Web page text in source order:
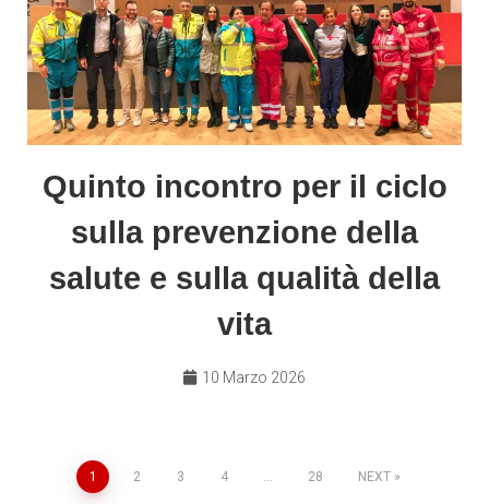
Quinto incontro per il ciclo
sulla prevenzione della
salute e sulla qualità della
vita
10 Marzo 2026
1 2 3 4 28 NEXT